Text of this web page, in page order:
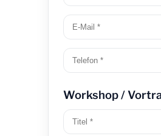
Workshop /